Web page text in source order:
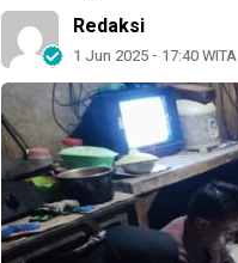
Redaksi
1 Jun 2025 - 17:40 WITA